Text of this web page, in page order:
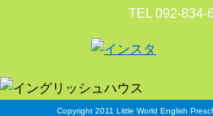
TEL 092-834-
Copyright 2011 Little World English